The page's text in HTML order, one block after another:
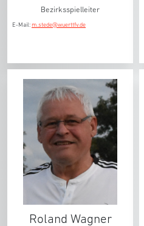
Bezirksspielleiter
E-Mail: m.stede@wuerttfv.de
Roland Wagner